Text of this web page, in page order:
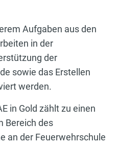
Aufgaben aus den
in der
der
sowie das Erstellen
werden.
in Gold zählt zu einen
Bereich des
an der Feuerwehrschule